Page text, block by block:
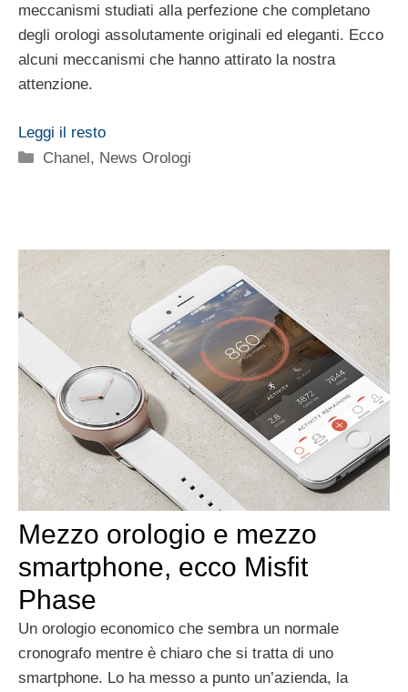
meccanismi studiati alla perfezione che completano
degli orologi assolutamente originali ed eleganti. Ecco
alcuni meccanismi che hanno attirato la nostra
attenzione.
Leggi il resto
Categorie
Chanel, News Orologi
Mezzo orologio e mezzo
smartphone, ecco Misfit
Phase
Un orologio economico che sembra un normale
cronografo mentre è chiaro che si tratta di uno
smartphone. Lo ha messo a punto un’azienda, la